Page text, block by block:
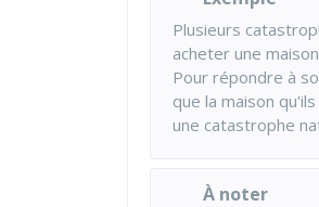
Plusieurs
acheter une
Pour répondre à
que la maison
une catastrophe
À noter